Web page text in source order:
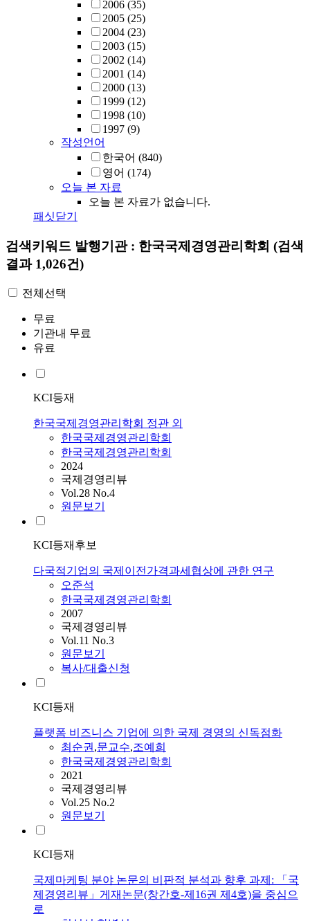
2006 (35)
2005 (25)
2004 (23)
2003 (15)
2002 (14)
2001 (14)
2000 (13)
1999 (12)
1998 (10)
1997 (9)
작성언어
한국어 (840)
영어 (174)
오늘 본 자료
오늘 본 자료가 없습니다.
패싯닫기
검색키워드 발행기관 : 한국국제경영관리학회 (검색
결과 1,026건)
전체선택
무료
기관내 무료
유료
KCI등재
한국국제경영관리학회 정관 외
한국국제경영관리학회
한국국제경영관리학회
2024
국제경영리뷰
Vol.28 No.4
원문보기
KCI등재후보
다국적기업의 국제이전가격과세협상에 관한 연구
오준석
한국국제경영관리학회
2007
국제경영리뷰
Vol.11 No.3
원문보기
복사/대출신청
KCI등재
플랫폼 비즈니스 기업에 의한 국제 경영의 신독점화
최순권,문교수,조예희
한국국제경영관리학회
2021
국제경영리뷰
Vol.25 No.2
원문보기
KCI등재
국제마케팅 분야 논문의 비판적 분석과 향후 과제: 「국
제경영리뷰」게재논문(창간호-제16권 제4호)을 중심으
로